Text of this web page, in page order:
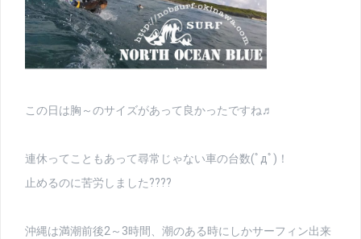
この日は胸～のサイズがあって良かったですね♬
連休ってこともあって尋常じゃない車の台数(ﾟдﾟ)！
止めるのに苦労しました????
沖縄は満潮前後2～3時間、潮のある時にしかサーフィン出来